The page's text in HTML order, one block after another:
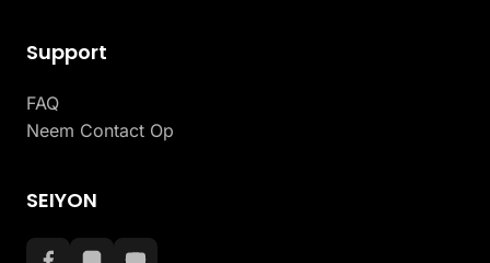
SEIYON
Support
FAQ
Neem Contact Op